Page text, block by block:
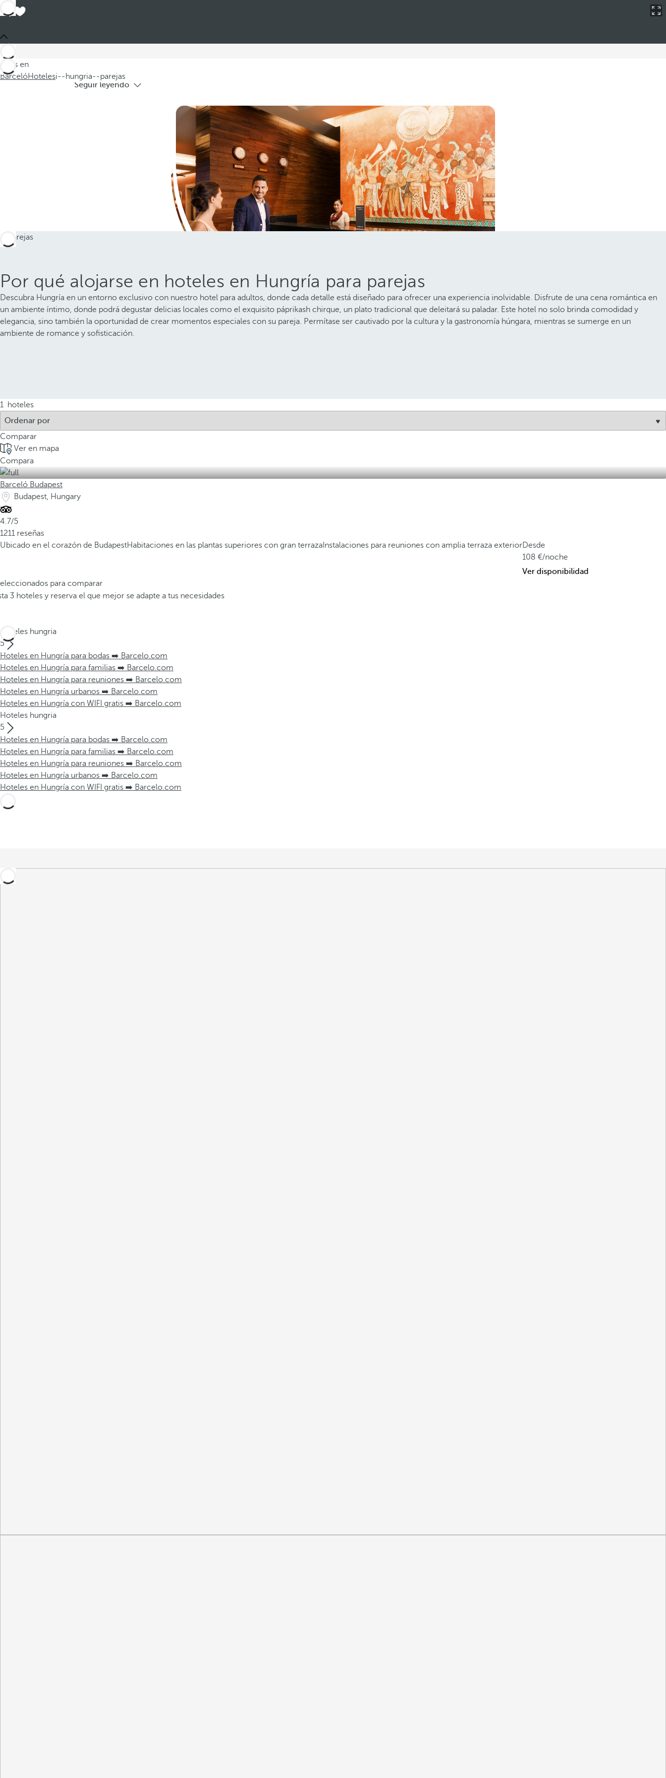
Estás en
BarcelóHotelesi--hungria--parejas
Hoteles en Hungría para parejas
Seguir leyendo
Por qué alojarse en hoteles en Hungría para parejas
Descubra Hungría en un entorno exclusivo con nuestro hotel para adultos, donde cada detalle está diseñado para ofrecer una experiencia inolvidable. Disfrute de una cena romántica en
un ambiente íntimo, donde podrá degustar delicias locales como el exquisito páprikash chirque, un plato tradicional que deleitará su paladar. Este hotel no solo brinda comodidad y
elegancia, sino también la oportunidad de crear momentos especiales con su pareja. Permítase ser cautivado por la cultura y la gastronomía húngara, mientras se sumerge en un
ambiente de romance y sofisticación.
1 hoteles
Comparar
Ver en mapa
Compara
Barceló Budapest
Budapest, Hungary
4.7/5
1211 reseñas
Ubicado en el corazón de BudapestHabitaciones en las plantas superiores con gran terraza Instalaciones para reuniones con amplia terraza exteriorDesde
108
/noche
Ver disponibilidad
para comparar
3 hoteles y reserva el que mejor se adapte a tus necesidades
Hoteles hungria
5
Hoteles en Hungría para bodas ➡️ Barcelo.com
Hoteles en Hungría para familias ➡️ Barcelo.com
Hoteles en Hungría para reuniones ➡️ Barcelo.com
Hoteles en Hungría urbanos ➡️ Barcelo.com
Hoteles en Hungría con WIFI gratis ➡️ Barcelo.com
Hoteles hungria
5
Hoteles en Hungría para bodas ➡️ Barcelo.com
Hoteles en Hungría para familias ➡️ Barcelo.com
Hoteles en Hungría para reuniones ➡️ Barcelo.com
Hoteles en Hungría urbanos ➡️ Barcelo.com
Hoteles en Hungría con WIFI gratis ➡️ Barcelo.com